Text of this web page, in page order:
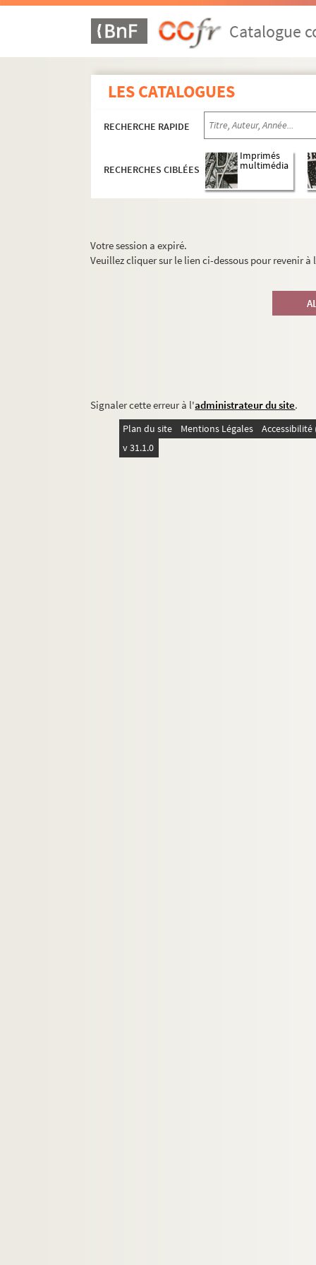
Catalogue
LES CATALOGUES
RECHERCHE RAPIDE
RECHERCHES CIBLÉES
Imprimés
multimédia
Votre session a expiré.
Veuillez cliquer sur le lien ci-dessous pour revenir
Signaler cette erreur à l'administrateur du site.
Plan du site Mentions Légales
v 31.1.0